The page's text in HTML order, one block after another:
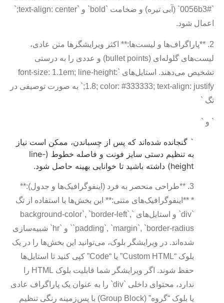
`#0056b3` (آبی تیره) و ضخامت `bold` و `text-align: center;`
اعمال شود.
2. **پاراگراف‌ها و لیست‌ها:** اکثر ویرایشگرها متن عادی،
لیست‌های گلوله‌ای (bullet points) و عددی را به درستی
تشخیص می‌دهند. استایل‌های `font-size: 1.1em; line-height:
1.8; color: #333333; text-align: justify;` به صورت توصیفی در
تگ `
` و `
` گنجانده شده‌اند که پس از چسباندن، ممکن است نیاز
به تنظیم دستی سایز فونت و فاصله خطوط (line-
height) داشته باشید تا خوانایی بهینه حاصل شود.
3. **طراحی منحصر به فرد (اینفوگرافیک‌ها و جدول):**
* **اینفوگرافیک‌های متنی:** این بخش‌ها با استفاده از تگ
`div` و استایل‌های `background-color`, `border-left`,
`padding`, `margin`, `border-radius` و `hr` شبیه‌سازی
شده‌اند. در ویرایشگر بلوک، می‌توانید این بخش‌ها را در یک
بلوک “Custom HTML” یا “Code” کپی کنید تا استایل‌ها
حفظ شوند. اگر ویرایشگر شما قابلیت بلوک HTML را
ندارد، محتوای داخلی `div` را به عنوان یک پاراگراف عادی
یا بلوک “گروه” (Group Block) با پس‌زمینه رنگی تنظیم